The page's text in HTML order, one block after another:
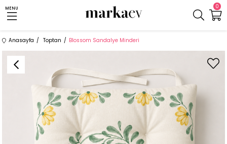
0
MENU
Anasayfa Toptan Blossom Sandalye Minderi